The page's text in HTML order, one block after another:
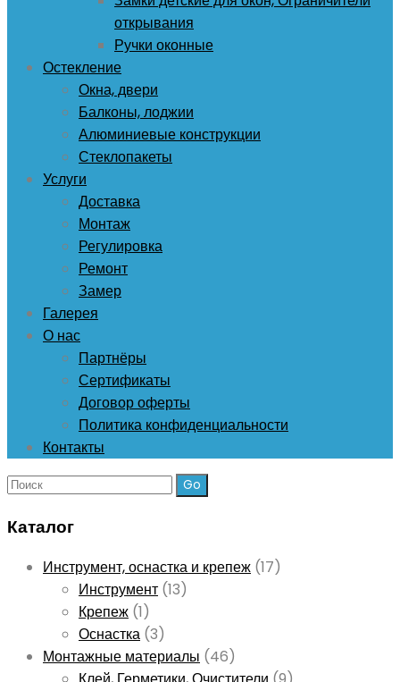
открывания
Ручки оконные
Остекление
Окна, двери
Балконы, лоджии
Алюминиевые конструкции
Стеклопакеты
Услуги
Доставка
Монтаж
Регулировка
Ремонт
Замер
Галерея
О нас
Партнёры
Сертификаты
Договор оферты
Политика конфиденциальности
Контакты
Поиск:
Каталог
Инструмент, оснастка и крепеж (17)
Инструмент (13)
Крепеж (1)
Оснастка (3)
Монтажные материалы (46)